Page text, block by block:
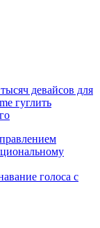
девайсов для
гуглить
голоса с